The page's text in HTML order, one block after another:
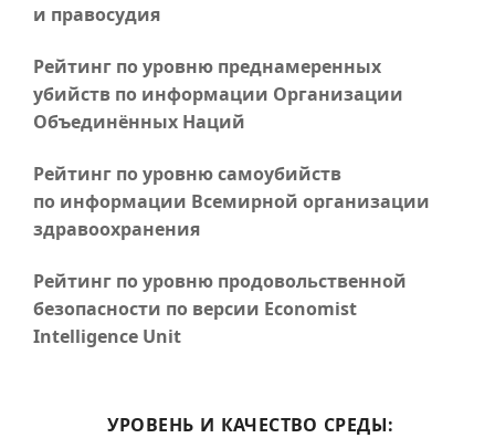
и правосудия
Рейтинг по уровню преднамеренных
убийств по информации Организации
Объединённых Наций
Рейтинг по уровню самоубийств
по информации Всемирной организации
здравоохранения
Рейтинг по уровню продовольственной
безопасности по версии Economist
Intelligence Unit
УРОВЕНЬ И КАЧЕСТВО СРЕДЫ: